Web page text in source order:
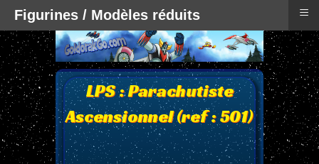
LPS : Parachutiste
Ascensionnel (ref : 501)
Figurines / Modèles réduits ≡